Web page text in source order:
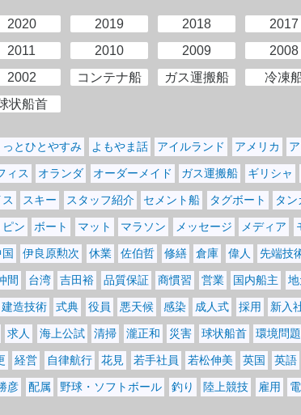
2020 2019 2018
2017
2011 2010 2009
2008
2002 コンテナ船 ガス運搬船
冷凍
状船首
っとひとやすみ よもやま話 アイルランド アメリカ
ィス オランダ オーダーメイド ガス運搬船 ギリシャ
スキー スタッフ紹介 セメント船 タグボート タン
ン ボート マット マラソン メッセージ メディア
伊良原勲次 休業 佐伯哲 修繕 倉庫 偉人 先端技
間 台湾 吉田裕 品質保証 商慣習 営業 国内船主
建造技術 式典 役員 悪天候 感染 成人式 採用 新入
求人 海上公試 清掃 瀧正和 災害 球状船首 環境問題
経営 自律航行 花見 若手社員 若松伸美 英国 英語
彦 配属 野球・ソフトボール 釣り 陸上競技 雇用